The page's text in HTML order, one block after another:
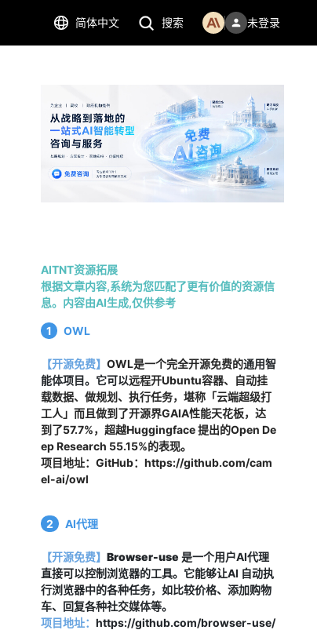
简体中文 搜索 未登录
AITNT资源拓展
根据文章内容,系统为您匹配了更有价值的资源信
息。内容由AI生成,仅供参考
1 OWL
【开源免费】 OWL是一个完全开源免费的通用智
能体项目。它可以远程开Ubuntu容器、自动挂
载数据、做规划、执行任务，堪称「云端超级打
工人」而且做到了开源界GAIA性能天花板，达
到了57.7%，超越Huggingface 提出的Open De
ep Research 55.15%的表现。
项目地址： GitHub：https://github.com/cam
el-ai/owl
2 AI代理
【开源免费】 Browser-use 是一个用户AI代理
直接可以控制浏览器的工具。它能够让AI 自动执
行浏览器中的各种任务，如比较价格、添加购物
车、回复各种社交媒体等。
项目地址： https://github.com/browser-use/